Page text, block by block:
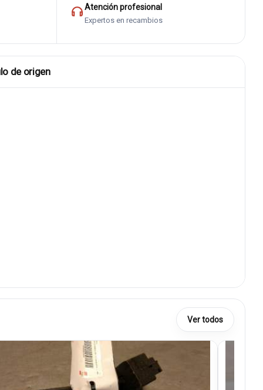
Atención profesional
Expertos en recambios
de origen
Ver todos